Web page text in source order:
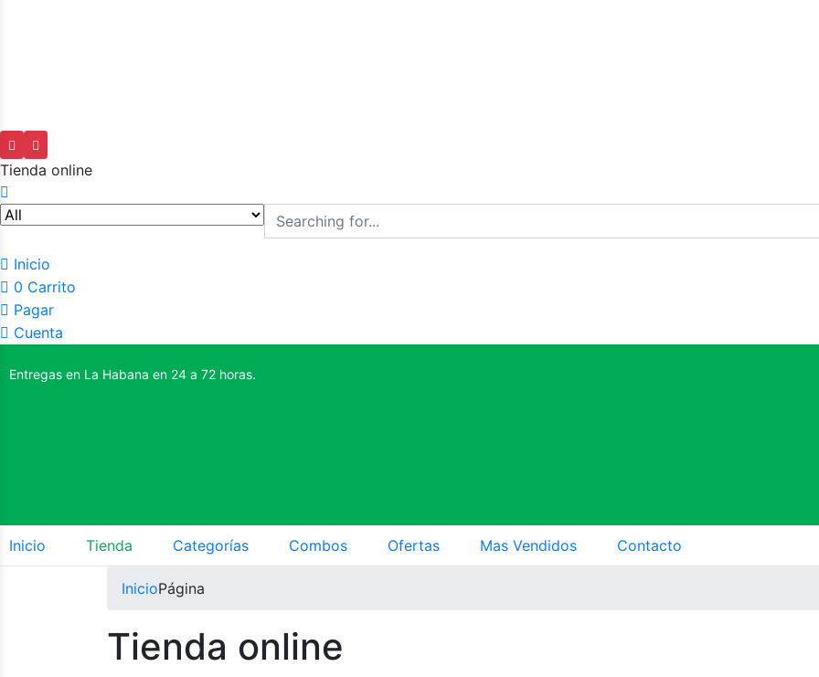
Tienda online
Inicio
0 Carrito
Pagar
Cuenta
Entregas en La Habana en 24 a 72 horas.
Inicio Tienda Categorías Combos Ofertas Mas Vendidos Contacto
InicioPágina
Tienda online